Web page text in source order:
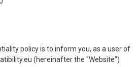
policy is to inform you, as a user of
(hereinafter the "Website")